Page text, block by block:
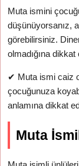
Muta ismini
düşünüyorsanız,
görebilirsiniz.
olmadığına
✔ Muta ismi caiz
çocuğunuza
anlamına dikkat
Muta